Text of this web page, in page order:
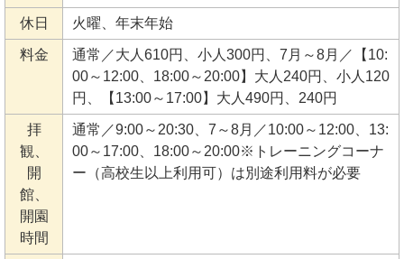
休日 火曜、年末年始
料金
通常／大人610円、小人300円、7月～8月／【10:
00～12:00、18:00～20:00】大人240円、小人120
円、【13:00～17:00】大人490円、240円
拝
観、
開
館、
開園
時間
通常／9:00～20:30、7～8月／10:00～12:00、13:
00～17:00、18:00～20:00※トレーニングコーナ
ー（高校生以上利用可）は別途利用料が必要